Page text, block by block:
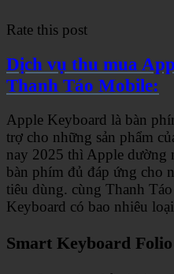
Rate this post
Dịch vụ thu mua
Thanh Táo Mobile:
Apple Keyboard là bàn
trợ cho những sản phẩm
nay 2025 thì Apple dường
bàn phím đủ đáp ứng cho
tiêu dùng. cùng Thanh
Keyboard có bao nhiêu
Smart Keyboard